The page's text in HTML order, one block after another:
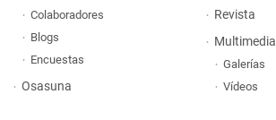
Colaboradores
Blogs
Encuestas
Osasuna
Revista
Multimedia
Galerías
Vídeos